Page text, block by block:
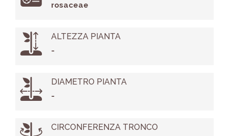
rosaceae
ALTEZZA PIANTA
-
DIAMETRO PIANTA
-
CIRCONFERENZA TRONCO